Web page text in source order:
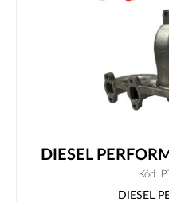
DIESEL
Kód:
DIESEL